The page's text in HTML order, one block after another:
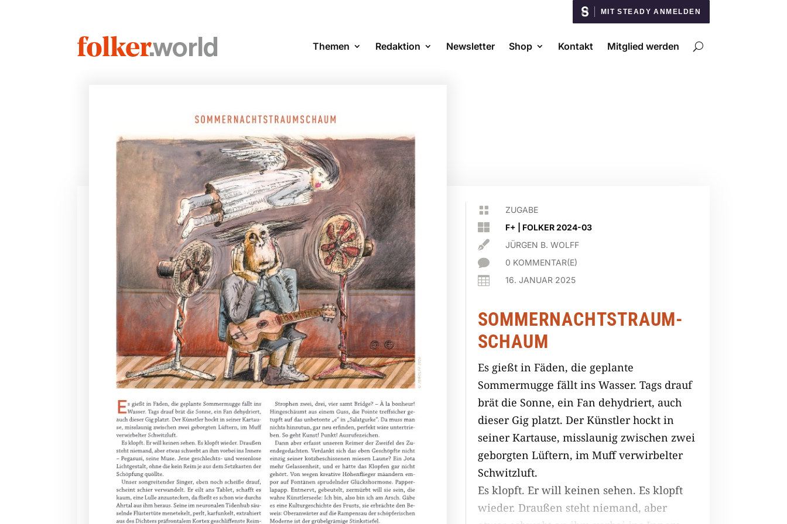
MIT STEADY ANMELDEN
Themen Redaktion Newsletter Shop Kontakt Mitglied werden
 ZUGABE
 F+ FOLKER 2024-03
 JÜRGEN B. WOLFF
 0 KOMMENTAR(E)
 16. JANUAR 2025
SOMMERNACHTSTRAUM­
SCHAUM
Es gießt in Fäden, die geplante
Sommermugge fällt ins Wasser. Tags drauf
brät die Sonne, ein Fan dehydriert, auch
dieser Gig platzt. Der Künstler hockt in
seiner Kartause, misslaunig zwischen zwei
geborgten Lüftern, im Muff verwirbelter
Schwitzluft.
Es klopft. Er will keinen sehen. Es klopft
wieder. Draußen steht niemand, aber